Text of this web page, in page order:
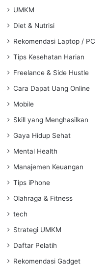
UMKM
Diet & Nutrisi
Rekomendasi Laptop / PC
Tips Kesehatan Harian
Freelance & Side Hustle
Cara Dapat Uang Online
Mobile
Skill yang Menghasilkan
Gaya Hidup Sehat
Mental Health
Manajemen Keuangan
Tips iPhone
Olahraga & Fitness
tech
Strategi UMKM
Daftar Pelatih
Rekomendasi Gadget